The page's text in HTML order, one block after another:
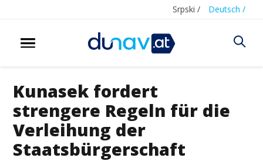
Srpski / Deutsch /
Kunasek fordert
strengere Regeln für die
Verleihung der
Staatsbürgerschaft